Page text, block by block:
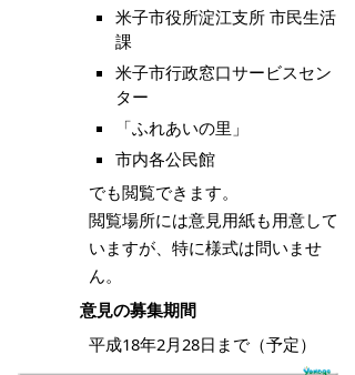
米子市役所淀江支所 市民生活
課
米子市行政窓口サービスセン
ター
「ふれあいの里」
市内各公民館
でも閲覧できます。
閲覧場所には意見用紙も用意して
いますが、特に様式は問いませ
ん。
意見の募集期間
平成18年2月28日まで（予定）